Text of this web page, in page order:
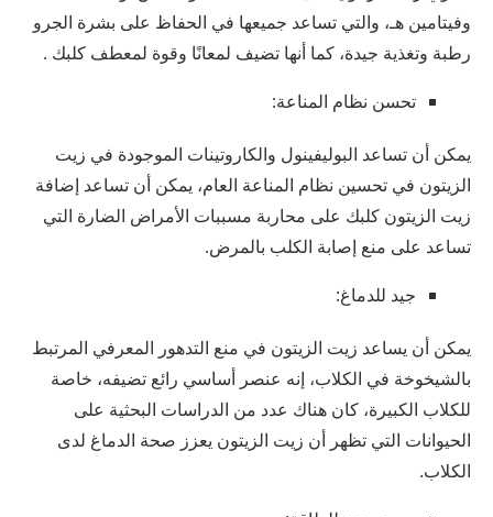
وفيتامين هـ، والتي تساعد جميعها في الحفاظ على بشرة الجرو
رطبة وتغذية جيدة، كما أنها تضيف لمعانًا وقوة لمعطف كلبك .
تحسن نظام المناعة:
يمكن أن تساعد البوليفينول والكاروتينات الموجودة في زيت
الزيتون في تحسين نظام المناعة العام، يمكن أن تساعد إضافة
زيت الزيتون كلبك على محاربة مسببات الأمراض الضارة التي
تساعد على منع إصابة الكلب بالمرض.
جيد للدماغ:
يمكن أن يساعد زيت الزيتون في منع التدهور المعرفي المرتبط
بالشيخوخة في الكلاب، إنه عنصر أساسي رائع تضيفه، خاصة
للكلاب الكبيرة، كان هناك عدد من الدراسات البحثية على
الحيوانات التي تظهر أن زيت الزيتون يعزز صحة الدماغ لدى
الكلاب.